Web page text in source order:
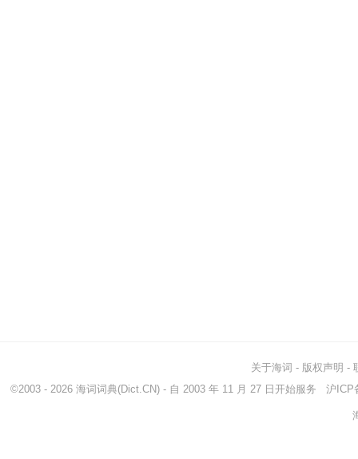
关于海词 - 版权声明 -
©2003 - 2026 海词词典(Dict.CN) - 自 2003 年 11 月 27 日开始服务 沪ICP